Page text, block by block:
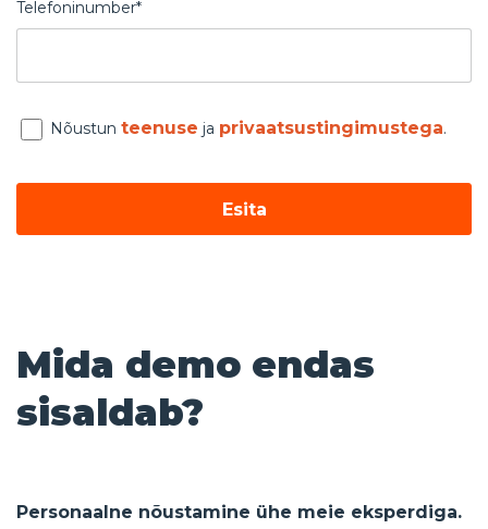
Telefoninumber*
Nõustun teenuse ja privaatsustingimustega.
Esita
Mida demo endas
sisaldab?
Personaalne nõustamine ühe meie eksperdiga.